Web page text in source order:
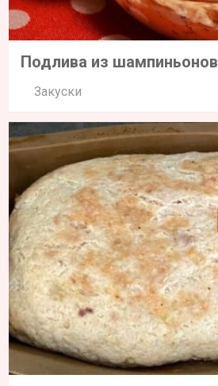
Подлива из шампиньонов
Закуски